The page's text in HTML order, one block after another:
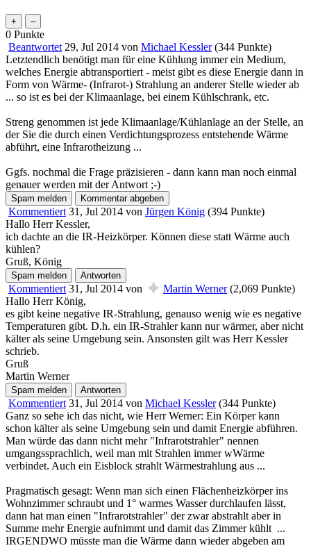
0 Punkte
Beantwortet 29, Jul 2014 von Michael Kessler (344 Punkte)
Letztendlich benötigt man für eine Kühlung immer ein Medium,
welches Energie abtransportiert - meist gibt es diese Energie dann in
Form von Wärme- (Infrarot-) Strahlung an anderer Stelle wieder ab
... so ist es bei der Klimaanlage, bei einem Kühlschrank, etc.
Streng genommen ist jede Klimaanlage/Kühlanlage an der Stelle, an
der Sie die durch einen Verdichtungsprozess entstehende Wärme
abführt, eine Infrarotheizung ...
Ggfs. nochmal die Frage präzisieren - dann kann man noch einmal
genauer werden mit der Antwort ;-)
Kommentiert 31, Jul 2014 von Jürgen König (394 Punkte)
Hallo Herr Kessler,
ich dachte an die IR-Heizkörper. Können diese statt Wärme auch
kühlen?
Gruß, König
Kommentiert 31, Jul 2014 von ✦ Martin Werner (2,069 Punkte)
Hallo Herr König,
es gibt keine negative IR-Strahlung, genauso wenig wie es negative
Temperaturen gibt. D.h. ein IR-Strahler kann nur wärmer, aber nicht
kälter als seine Umgebung sein. Ansonsten gilt was Herr Kessler
schrieb.
Gruß
Martin Werner
Kommentiert 31, Jul 2014 von Michael Kessler (344 Punkte)
Ganz so sehe ich das nicht, wie Herr Werner: Ein Körper kann
schon kälter als seine Umgebung sein und damit Energie abführen.
Man würde das dann nicht mehr "Infrarotstrahler" nennen
umgangssprachlich, weil man mit Strahlen immer wWärme
verbindet. Auch ein Eisblock strahlt Wärmestrahlung aus ...
Pragmatisch gesagt: Wenn man sich einen Flächenheizkörper ins
Wohnzimmer schraubt und 1° warmes Wasser durchlaufen lässt,
dann hat man einen "Infrarotstrahler" der zwar abstrahlt aber in
Summe mehr Energie aufnimmt und damit das Zimmer kühlt ...
IRGENDWO müsste man die Wärme dann wieder abgeben am